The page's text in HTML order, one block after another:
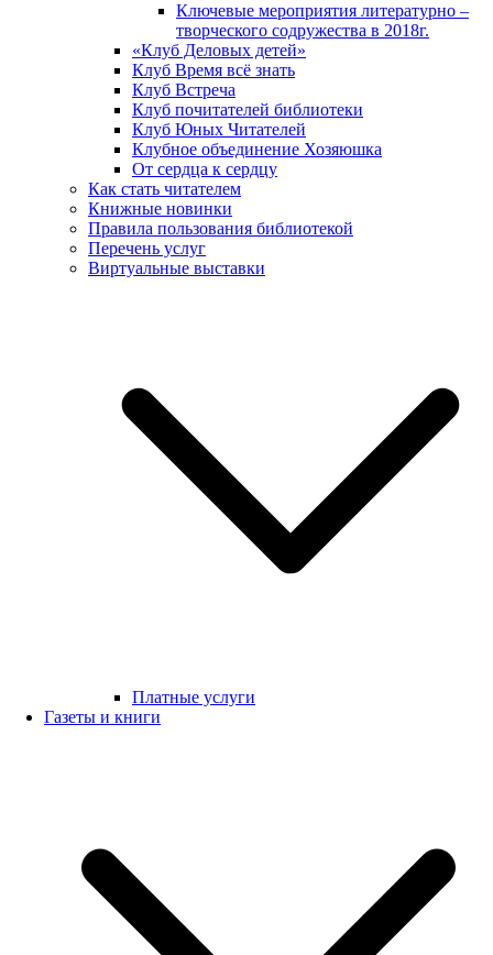
Ключевые мероприятия литературно –
творческого содружества в 2018г.
«Клуб Деловых детей»
Клуб Время всё знать
Клуб Встреча
Клуб почитателей библиотеки
Клуб Юных Читателей
Клубное объединение Хозяюшка
От сердца к сердцу
Как стать читателем
Книжные новинки
Правила пользования библиотекой
Перечень услуг
Виртуальные выставки
Платные услуги
Газеты и книги